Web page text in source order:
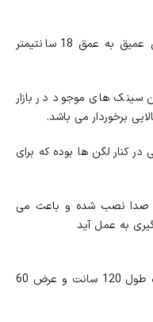
سینک کد 162 روکار اخوان دارای 2 لگن عمیق به عمق 18 سانتیمتر
سینک های موجود در بازار
برخوردار می باشد.
کنار لگن ها بوده که برای
صدا نصب شده و باعث می
به عمل آید
سینک 162 اخوان با کارکرد روکار در اندازه طول 120 سانت و عرض 60